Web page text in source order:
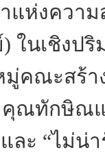
แห่งความ
ในเชิงป
มู่คณะสร้า
ณทักษิณแ
ละ “ไม่น่